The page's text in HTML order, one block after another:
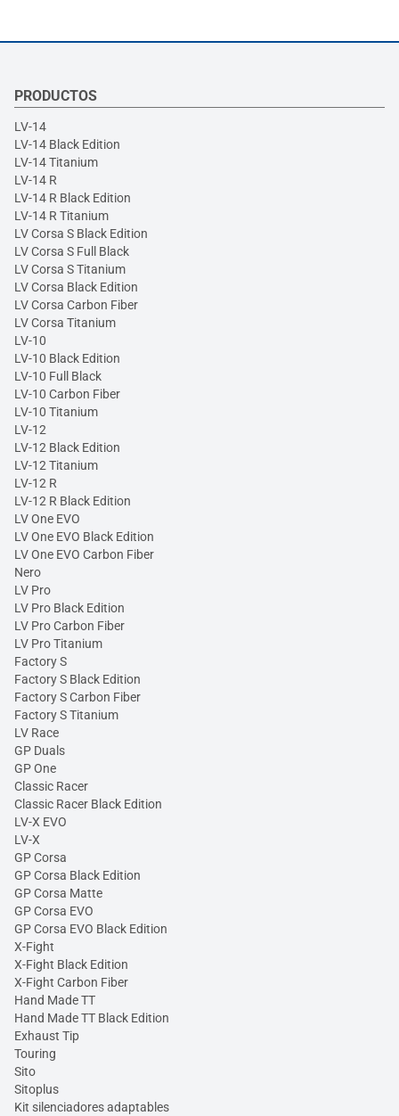
PRODUCTOS
LV-14
LV-14 Black Edition
LV-14 Titanium
LV-14 R
LV-14 R Black Edition
LV-14 R Titanium
LV Corsa S Black Edition
LV Corsa S Full Black
LV Corsa S Titanium
LV Corsa Black Edition
LV Corsa Carbon Fiber
LV Corsa Titanium
LV-10
LV-10 Black Edition
LV-10 Full Black
LV-10 Carbon Fiber
LV-10 Titanium
LV-12
LV-12 Black Edition
LV-12 Titanium
LV-12 R
LV-12 R Black Edition
LV One EVO
LV One EVO Black Edition
LV One EVO Carbon Fiber
Nero
LV Pro
LV Pro Black Edition
LV Pro Carbon Fiber
LV Pro Titanium
Factory S
Factory S Black Edition
Factory S Carbon Fiber
Factory S Titanium
LV Race
GP Duals
GP One
Classic Racer
Classic Racer Black Edition
LV-X EVO
LV-X
GP Corsa
GP Corsa Black Edition
GP Corsa Matte
GP Corsa EVO
GP Corsa EVO Black Edition
X-Fight
X-Fight Black Edition
X-Fight Carbon Fiber
Hand Made TT
Hand Made TT Black Edition
Exhaust Tip
Touring
Sito
Sitoplus
Kit silenciadores adaptables